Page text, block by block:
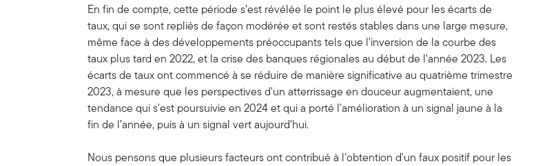
En fin de compte, cette période s’est révélée le point le plus élevé pour les écarts de
taux, qui se sont repliés de façon modérée et sont restés stables dans une large mesure,
même face à des développements préoccupants tels que l'inversion de la courbe des
taux plus tard en 2022, et la crise des banques régionales au début de l'année 2023. Les
écarts de taux ont commencé à se réduire de manière significative au quatrième trimestre
2023, à mesure que les perspectives d'un atterrissage en douceur augmentaient, une
tendance qui s'est poursuivie en 2024 et qui a porté l'amélioration à un signal jaune à la
fin de l’année, puis à un signal vert aujourd’hui.
Nous pensons que plusieurs facteurs ont contribué à l'obtention d'un faux positif pour les